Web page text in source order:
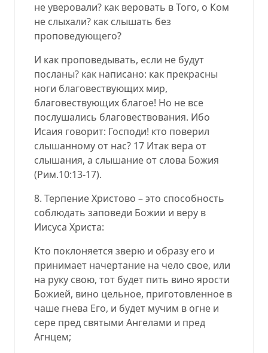
не уверовали? как веровать в Того, о Ком
не слыхали? как слышать без
проповедующего?
И как проповедывать, если не будут
посланы? как написано: как прекрасны
ноги благовествующих мир,
благовествующих благое! Но не все
послушались благовествования. Ибо
Исаия говорит: Господи! кто поверил
слышанному от нас? 17 Итак вера от
слышания, а слышание от слова Божия
(Рим.10:13-17).
8. Терпение Христово – это способность
соблюдать заповеди Божии и веру в
Иисуса Христа:
Кто поклоняется зверю и образу его и
принимает начертание на чело свое, или
на руку свою, тот будет пить вино ярости
Божией, вино цельное, приготовленное в
чаше гнева Его, и будет мучим в огне и
сере пред святыми Ангелами и пред
Агнцем;